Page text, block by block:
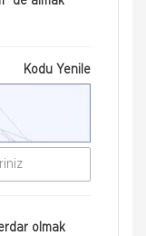
Kodu Yenile
olmak